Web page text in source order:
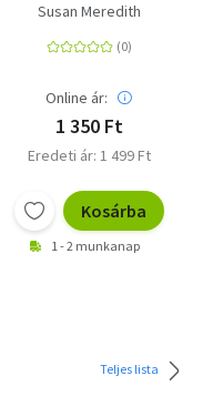
Susan Meredith
Online ár:
1 350 Ft
Eredeti ár: 1 499 Ft
Kosárba
1 - 2 munkanap
Teljes lista